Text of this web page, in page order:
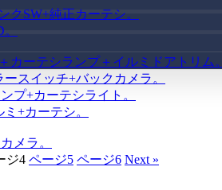
クSW+純正カーテシ。
ーテシランプ＋イルミドアトリム。
スイッチ+バックカメラ。
プ+カーテシライト。
+カーテシ。
メラ。
ジ4 ページ5 ページ6 Next »